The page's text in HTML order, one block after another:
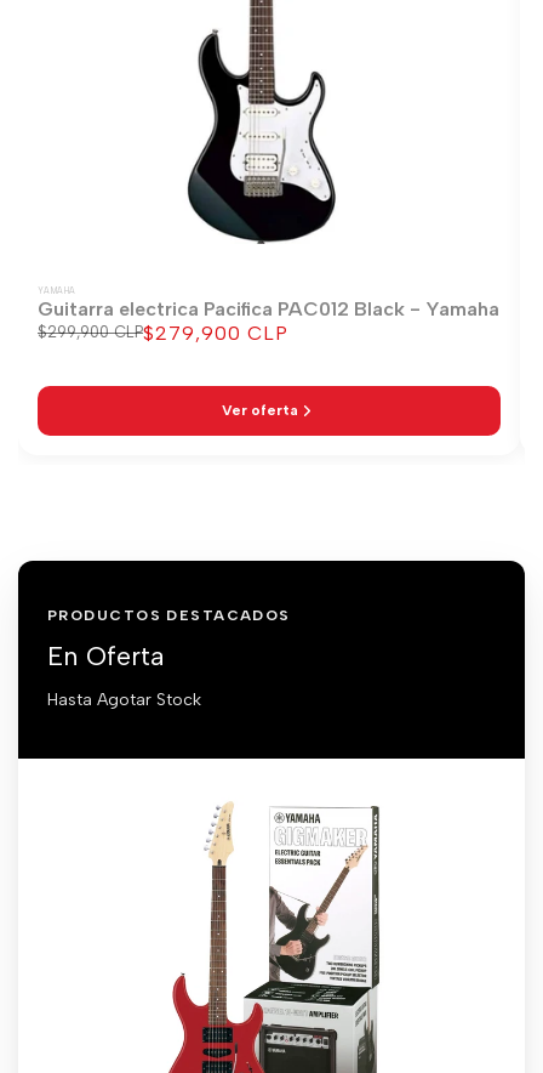
YAMAHA
Guitarra electrica Pacifica PAC012 Black - Yamaha
Precio
$299,900 CLPPrecio
$279,900 CLP
Ver oferta
PRODUCTOS DESTACADOS
En Oferta
Hasta Agotar Stock